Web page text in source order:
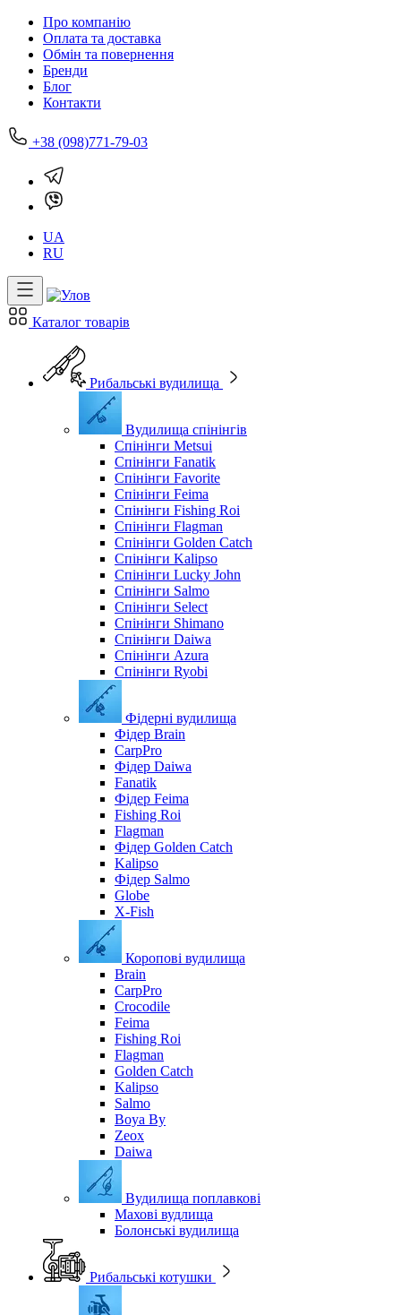
Про компанію
Оплата та доставка
Обмін та повернення
Бренди
Блог
Контакти
+38 (098)771-79-03
UA
RU
Каталог товарів
Рибальські вудилища
Вудилища спінінгів
Спінінги Metsui
Спінінги Fanatik
Спінінги Favorite
Спінінги Feima
Спінінги Fishing Roi
Спінінги Flagman
Спінінги Golden Catch
Спінінги Kalipso
Спінінги Lucky John
Спінінги Salmo
Спінінги Select
Спінінги Shimano
Спінінги Daiwa
Спінінги Azura
Спінінги Ryobi
Фідерні вудилища
Фідер Brain
CarpPro
Фідер Daiwa
Fanatik
Фідер Feima
Fishing Roi
Flagman
Фідер Golden Catch
Kalipso
Фідер Salmo
Globe
X-Fish
Коропові вудилища
Brain
CarpPro
Crocodile
Feima
Fishing Roi
Flagman
Golden Catch
Kalipso
Salmo
Boya By
Zeox
Daiwa
Вудилища поплавкові
Махові вудлища
Болонські вудилища
Рибальські котушки